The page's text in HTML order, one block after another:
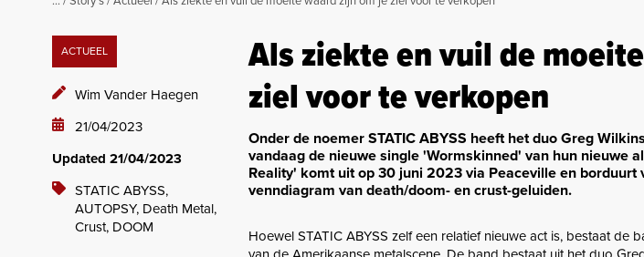
ACTUEEL
Wim Vander Haegen
21/04/2023
Updated 21/04/2023
STATIC ABYSS,
AUTOPSY, Death Metal,
Crust, DOOM
Als ziekte en vuil de
ziel voor te verkopen
Onder de noemer STATIC ABYSS heeft het duo Greg
vandaag de nieuwe single 'Wormskinned' van hun nieuwe
Reality' komt uit op 30 juni 2023 via Peaceville en borduurt
venndiagram van death/doom- en crust-geluiden.
Hoewel STATIC ABYSS zelf een relatief nieuwe act is, bestaat de